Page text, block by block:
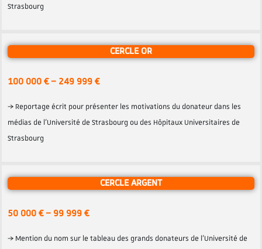
Strasbourg
CERCLE OR
100 000 € – 249 999 €
→ Reportage écrit pour présenter les motivations du donateur dans les
médias de l’Université de Strasbourg ou des Hôpitaux Universitaires de
Strasbourg
CERCLE ARGENT
50 000 € – 99 999 €
→ Mention du nom sur le tableau des grands donateurs de l’Université de